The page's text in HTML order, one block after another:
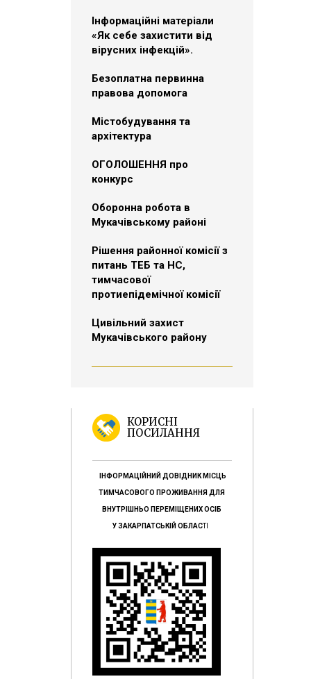
Інформаційні матеріали
«Як себе захистити від
вірусних інфекцій».
Безоплатна первинна
правова допомога
Містобудування та
архітектура
ОГОЛОШЕННЯ про
конкурс
Оборонна робота в
Мукачівському районі
Рішення районної комісії з
питань ТЕБ та НС,
тимчасової
протиепідемічної комісії
Цивільний захист
Мукачівського району
КОРИСНІ
ПОСИЛАННЯ
ІНФОРМАЦІЙНИЙ ДОВІДНИК МІСЦЬ
ТИМЧАСОВОГО ПРОЖИВАННЯ ДЛЯ
ВНУТРІШНЬО ПЕРЕМІЩЕНИХ ОСІБ
У ЗАКАРПАТСЬКІЙ ОБЛАСТІ